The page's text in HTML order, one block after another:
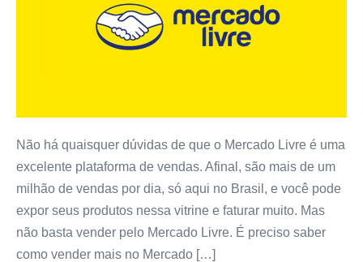
Não há quaisquer dúvidas de que o Mercado Livre é uma
excelente plataforma de vendas. Afinal, são mais de um
milhão de vendas por dia, só aqui no Brasil, e você pode
expor seus produtos nessa vitrine e faturar muito. Mas
não basta vender pelo Mercado Livre. É preciso saber
como vender mais no Mercado […]